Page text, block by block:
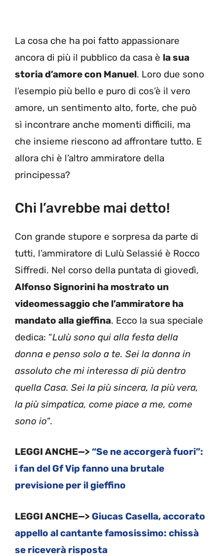
La cosa che ha poi fatto appassionare
ancora di più il pubblico da casa è la sua
storia d’amore con Manuel. Loro due sono
l’esempio più bello e puro di cos’è il vero
amore, un sentimento alto, forte, che può
sì incontrare anche momenti difficili, ma
che insieme riescono ad affrontare tutto. E
allora chi è l’altro ammiratore della
principessa?
Chi l’avrebbe mai detto!
Con grande stupore e sorpresa da parte di
tutti, l’ammiratore di Lulù Selassié è Rocco
Siffredi. Nel corso della puntata di giovedì,
Alfonso Signorini ha mostrato un
videomessaggio che l’ammiratore ha
mandato alla gieffina. Ecco la sua speciale
dedica: “Lulù sono qui alla festa della
donna e penso solo a te. Sei la donna in
assoluto che mi interessa di più dentro
quella Casa. Sei la più sincera, la più vera,
la più simpatica, come piace a me, come
sono io“.
LEGGI ANCHE—>“Se ne accorgerà fuori”:
i fan del Gf Vip fanno una brutale
previsione per il gieffino
LEGGI ANCHE—>Giucas Casella, accorato
appello al cantante famosissimo: chissà
se riceverà risposta